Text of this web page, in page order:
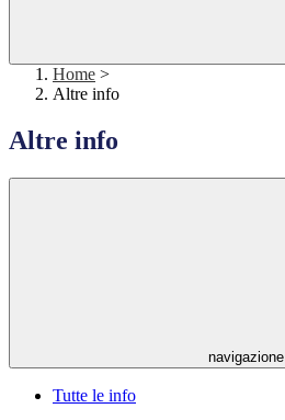
Home >
Altre info
Altre info
navigazione
Tutte le info